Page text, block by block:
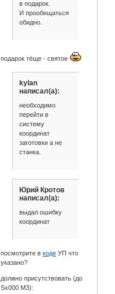
в подарок.
И прообещаться
обидно.
подарок тёще - святое
kylan
написал(а):
необходимо
перейти в
систему
координат
заготовки а не
станка.
Юрий Кротов
написал(а):
выдал ошибку
координат
посмотрите вкоде УП что
указано?
должно присутствовать (до
Sx000 M3):